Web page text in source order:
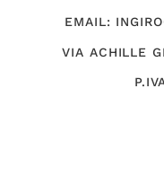
EMAIL:
VIA ACHILLE